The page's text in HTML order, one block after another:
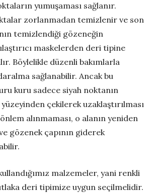
yumuşaması sağlanır.
zorlanmadan temizlenir ve son
temizlendiği gözeneğin
maskelerden deri tipine
Böylelikle düzenli bakımlarla
sağlanabilir. Ancak bu
kuru sadece siyah noktanın
yüzeyinden çekilerek uzaklaştırılması
alınmaması, o alanın yeniden
gözenek çapının giderek
malzemeler, yani renkli
deri tipimize uygun seçilmelidir.